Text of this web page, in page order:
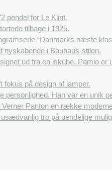
pendel for Le Klint.
tilbage i 1925.
“Danmarks næste
nyskabende i Bauhaus-stilen.
ud fra en iskube. Pamio er
fokus på design af lamper.
personlighed. Han var en unik
Panton en række
tro på uendelige